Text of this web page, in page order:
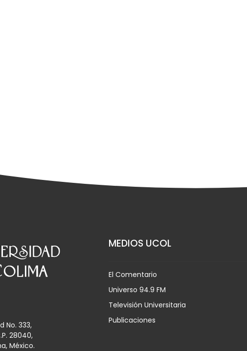
No. 333,
28040,
México.
MEDIOS UCOL
El Comentario
Universo 94.9 FM
Televisión Universitaria
Publicaciones